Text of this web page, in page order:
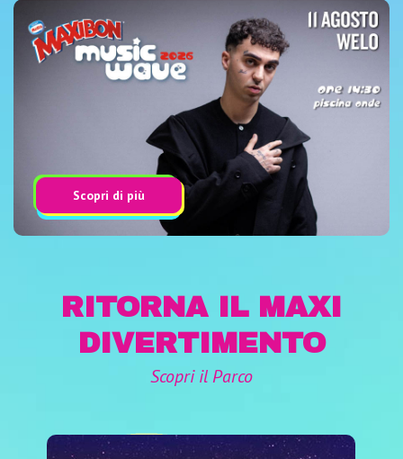
Scopri di più
RITORNA IL MAXI
DIVERTIMENTO
Scopri il Parco